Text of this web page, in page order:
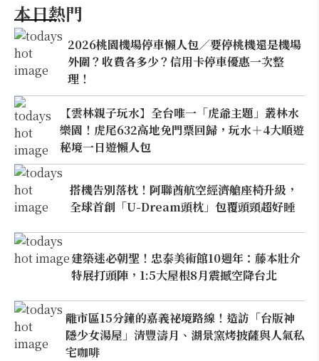
本日熱門
2026桃園機場停車懶人包／要停桃機還是機場
外圍？收費各多少？信用卡停車優惠一次整
理！
【雲林親子玩水】全台唯一「虎爺主題」叢林水
樂園！虎尾632高地免門票回歸，玩水＋4大順遊
秘境一日遊懶人包
搭機告別落枕！阿聯酋航空經濟艙座椅升級，
全球首創「U-Dream頭枕」包覆頭頸超好睡
建築迷必朝聖！忠泰美術館10週年：藤本壯介
特展打頭陣，1:5大屋根8月震撼空降台北
離市區15分鐘的嘉義祕境路線！造訪「台版神
隱少女湯屋」清豐濤月、湖景窯烤披薩與人氣私
宅咖啡